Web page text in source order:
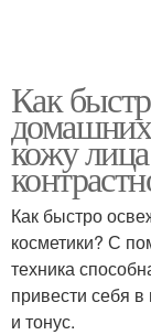
Как
кожу
Как быстро
косметики? С
техника
привести себя
и тонус.